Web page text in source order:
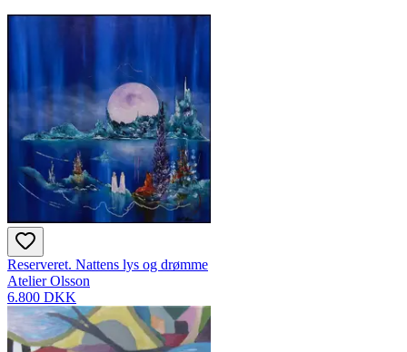
Reserveret. Nattens lys og drømme
Atelier Olsson
6.800 DKK